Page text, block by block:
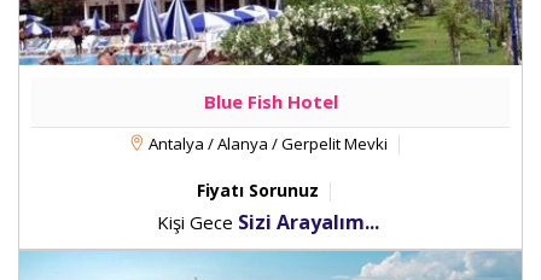
Blue Fish Hotel
Antalya / Alanya / Gerpelit Mevki
Fiyatı Sorunuz
Kişi Gece Sizi Arayalım...